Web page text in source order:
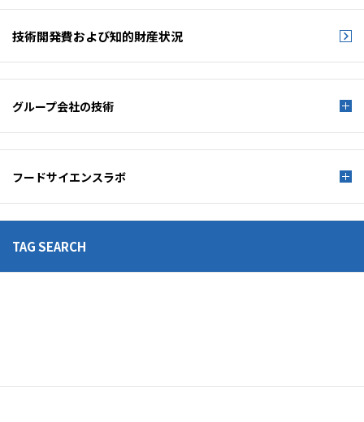
技術開発費および知的財産状況
グループ会社の技術
フードサイエンスラボ
TAG SEARCH